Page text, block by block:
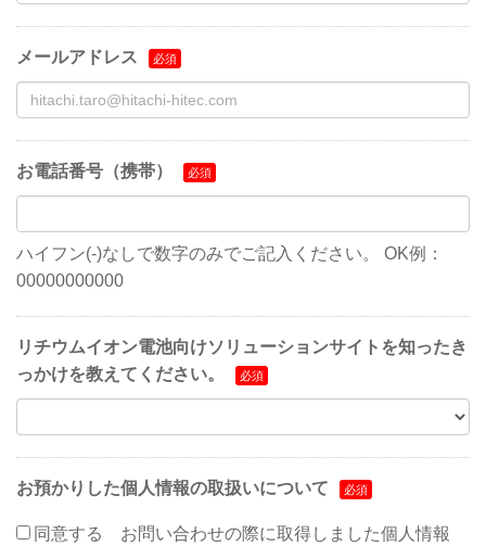
メールアドレス
お電話番号（携帯）
ハイフン(-)なしで数字のみでご記入ください。 OK例：
00000000000
リチウムイオン電池向けソリューションサイトを知ったき
っかけを教えてください。
お預かりした個人情報の取扱いについて
同意する お問い合わせの際に取得しました個人情報